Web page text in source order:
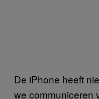
De iPhone heeft
we communiceren